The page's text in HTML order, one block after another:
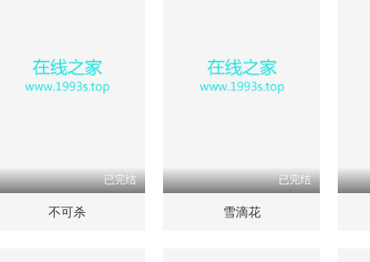
已完结
不可杀
已完结
雪滴花